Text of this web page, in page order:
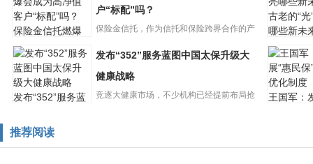
iPhone15ProMax
升级较小：A17
2.09%，
保险金信托燃爆
会成为高净值客
户“标配”吗？
户“标配”吗？
保险金信托，作为信托和保险跨界合作的产
古老的“
哪些新未
发布“352”服务蓝
大健康战略
发布“352”服务蓝图中国太保升级大
健康战略
竞逐大健康市场，不少机构已经提前布局抢
王国军：
推荐阅读